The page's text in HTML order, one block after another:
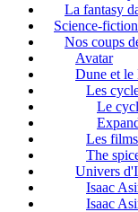
La fantasy
Science-
Nos coups
Avatar
Dune et le
Les
Le
Les
The
Univers
Isaac
Isaac